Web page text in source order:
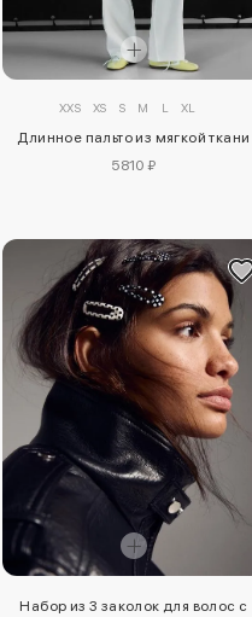
XXS XS S M L XL
Длинное пальто из мягкой ткани
5810 ₽
Набор из 3 заколок для волос с